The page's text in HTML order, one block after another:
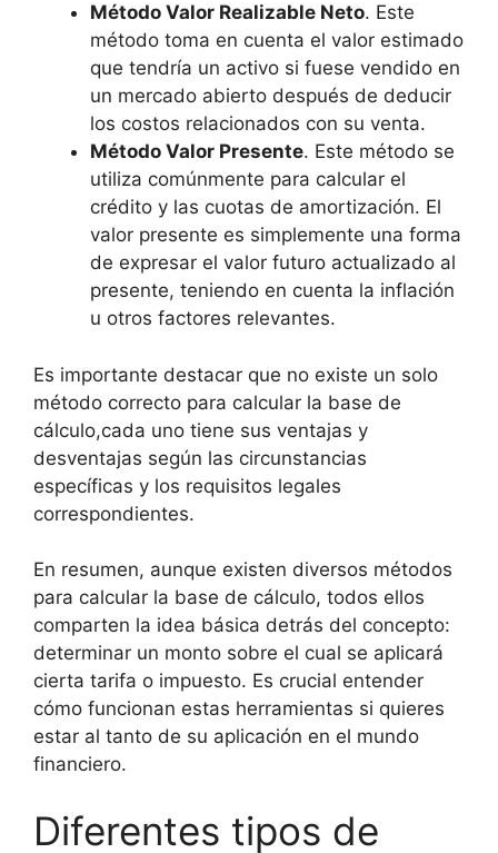
Método Valor Realizable Neto. Este
método toma en cuenta el valor estimado
que tendría un activo si fuese vendido en
un mercado abierto después de deducir
los costos relacionados con su venta.
Método Valor Presente. Este método se
utiliza comúnmente para calcular el
crédito y las cuotas de amortización. El
valor presente es simplemente una forma
de expresar el valor futuro actualizado al
presente, teniendo en cuenta la inflación
u otros factores relevantes.
Es importante destacar que no existe un solo
método correcto para calcular la base de
cálculo,cada uno tiene sus ventajas y
desventajas según las circunstancias
específicas y los requisitos legales
correspondientes.
En resumen, aunque existen diversos métodos
para calcular la base de cálculo, todos ellos
comparten la idea básica detrás del concepto:
determinar un monto sobre el cual se aplicará
cierta tarifa o impuesto. Es crucial entender
cómo funcionan estas herramientas si quieres
estar al tanto de su aplicación en el mundo
financiero.
Diferentes tipos de